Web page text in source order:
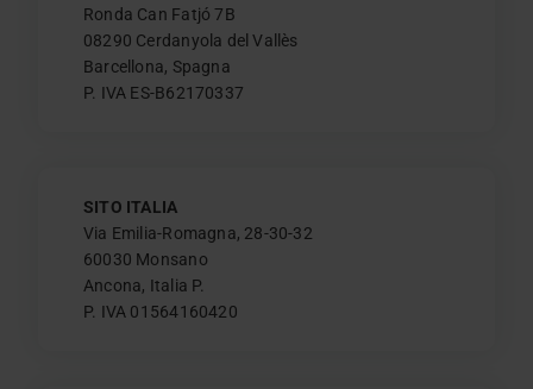
Ronda Can Fatjó 7B
08290 Cerdanyola del Vallès
Barcellona, Spagna
P. IVA ES-B62170337
SITO ITALIA
Via Emilia-Romagna, 28-30-32
60030 Monsano
Ancona, Italia P.
P. IVA 01564160420